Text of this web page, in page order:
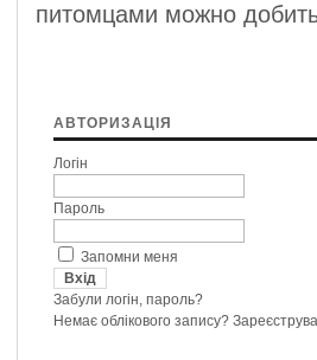
питомцами можно
АВТОРИЗАЦІЯ
Логін
Пароль
Запомни меня
Забули логін, пароль?
Немає облікового запису?